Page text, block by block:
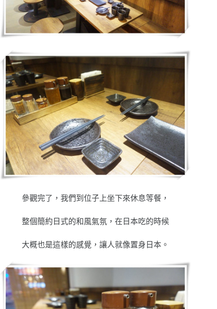
參觀完了，我們到位子上坐下來休息等餐，
整個簡約日式的和風氣氛，在日本吃的時候
大概也是這樣的感覺，讓人就像置身日本。